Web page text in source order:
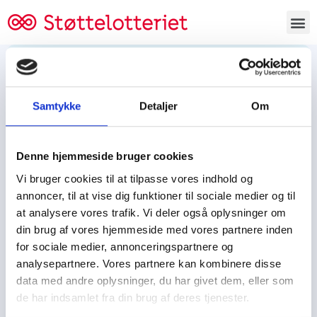
Samtykke Detaljer Om
Denne hjemmeside bruger cookies
Vi bruger cookies til at tilpasse vores indhold og
annoncer, til at vise dig funktioner til sociale medier og til
at analysere vores trafik. Vi deler også oplysninger om
din brug af vores hjemmeside med vores partnere inden
for sociale medier, annonceringspartnere og
analysepartnere. Vores partnere kan kombinere disse
data med andre oplysninger, du har givet dem, eller som
de har indsamlet fra din brug af deres tjenester.
Tjen penge og støt
Tjen penge til:
Spejdere/spejdergruppen/FDF’ere, m.fl.
Kontor
Tjenpengeogstoet.dk
Ejby Industrivej 91
DK – 2600 Glostrup
CVR: 19347508